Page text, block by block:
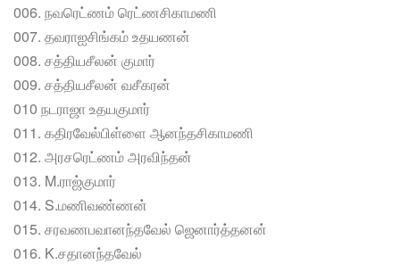
006. நவரெட்ணம் ரெட்ணசிகாமணி
007. தவராஐசிங்கம் உதயணன்
008. சத்தியசீலன் குமார்
009. சத்தியசீலன் வசீகரன்
010 நடராஜா உதயகுமார்
011. கதிரவேல்பிள்ளை ஆனந்தசிகாமணி
012. அரசரெட்ணம் அரவிந்தன்
013. M.ராஜ்குமார்
014. S.மணிவண்ணன்
015. சரவணபவானந்தவேல் ஜெனார்த்தனன்
016. K.சதானந்தவேல்